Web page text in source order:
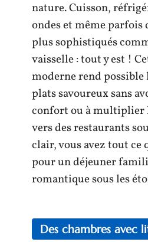
nature. Cuisson,
ondes et même parfois
plus sophistiqués
vaisselle : tout y est !
moderne rend
plats savoureux sans
confort ou à multiplier
vers des restaurants
clair, vous avez tout ce
pour un déjeuner
romantique sous les
Des chambres avec